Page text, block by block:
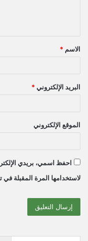
ق
*
الاسم *
البريد الإلكتروني *
الموقع الإلكتروني
احفظ اسمي، بريدي
لاستخدامها المرة المقبلة في